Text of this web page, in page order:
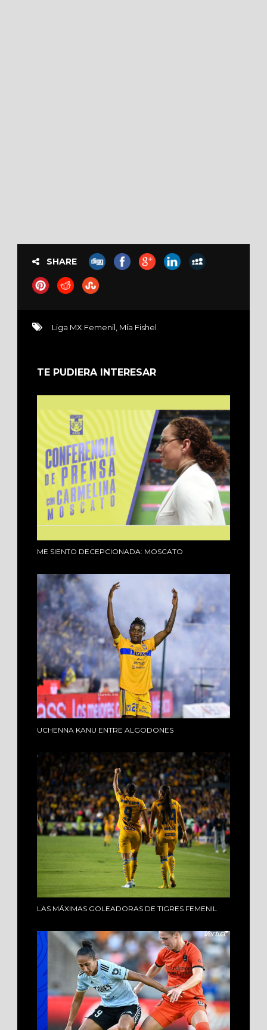
SHARE
Liga MX Femenil Mía Fishel
TE PUDIERA INTERESAR
ME SIENTO DECEPCIONADA: MOSCATO
UCHENNA KANU ENTRE ALGODONES
LAS MÁXIMAS GOLEADORAS DE TIGRES FEMENIL